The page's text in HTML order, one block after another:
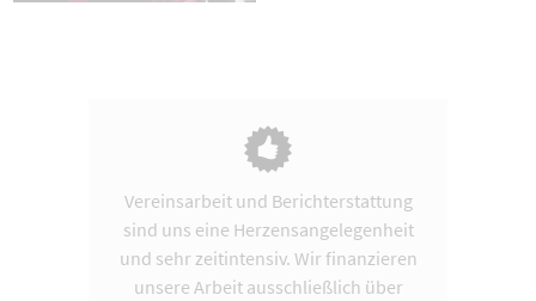
Vereinsarbeit und Berichterstattung
sind uns eine Herzensangelegenheit
und sehr zeitintensiv. Wir finanzieren
unsere Arbeit ausschließlich über